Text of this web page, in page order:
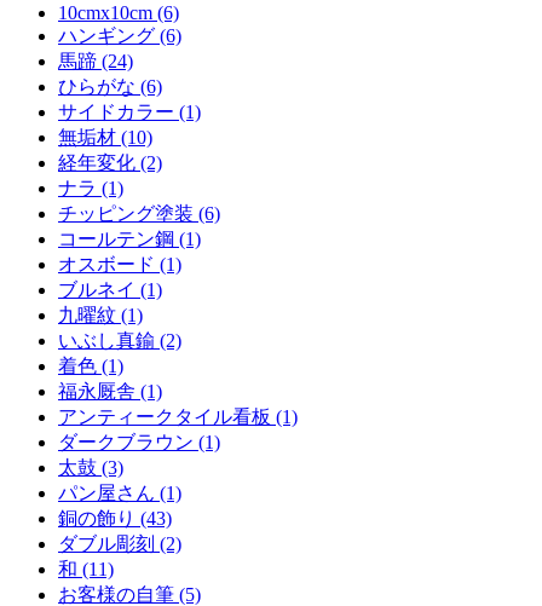
10cmx10cm (6)
ハンギング (6)
馬蹄 (24)
ひらがな (6)
サイドカラー (1)
無垢材 (10)
経年変化 (2)
ナラ (1)
チッピング塗装 (6)
コールテン鋼 (1)
オスボード (1)
ブルネイ (1)
九曜紋 (1)
いぶし真鍮 (2)
着色 (1)
福永厩舎 (1)
アンティークタイル看板 (1)
ダークブラウン (1)
太鼓 (3)
パン屋さん (1)
銅の飾り (43)
ダブル彫刻 (2)
和 (11)
お客様の自筆 (5)